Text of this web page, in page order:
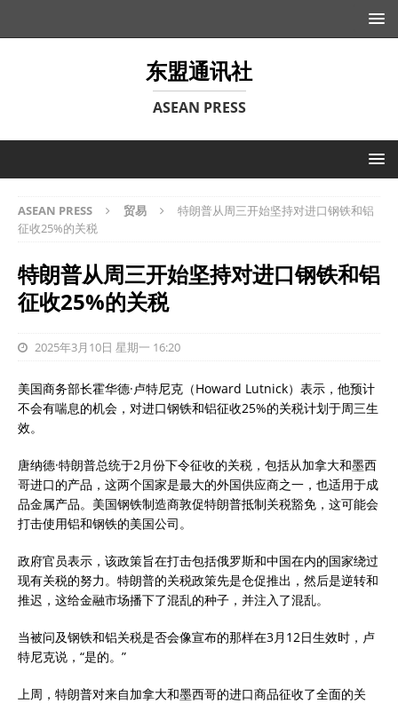
东盟通讯社
ASEAN PRESS
ASEAN PRESS 贸易
特朗普从周三开始坚持对进口钢铁和铝
征收25%的关税
特朗普从周三开始坚持对进口钢铁和铝
征收25%的关税
2025年3月10日 星期一 16:20
美国商务部长霍华德·卢特尼克（Howard Lutnick）表示，他预计
不会有喘息的机会，对进口钢铁和铝征收25%的关税计划于周三生
效。
唐纳德·特朗普总统于2月份下令征收的关税，包括从加拿大和墨西
哥进口的产品，这两个国家是最大的外国供应商之一，也适用于成
品金属产品。美国钢铁制造商敦促特朗普抵制关税豁免，这可能会
打击使用铝和钢铁的美国公司。
政府官员表示，该政策旨在打击包括俄罗斯和中国在内的国家绕过
现有关税的努力。特朗普的关税政策先是仓促推出，然后是逆转和
推迟，这给金融市场播下了混乱的种子，并注入了混乱。
当被问及钢铁和铝关税是否会像宣布的那样在3月12日生效时，卢
特尼克说，“是的。”
上周，特朗普对来自加拿大和墨西哥的进口商品征收了全面的关